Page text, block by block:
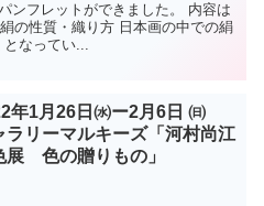
フレットができました。 内容は
の性質・織り方 日本画の中での絹
となってい...
年1月26日㈬ー2月6日 ㈰
ラリーマルキーズ「河村尚江
展 色の贈りもの」